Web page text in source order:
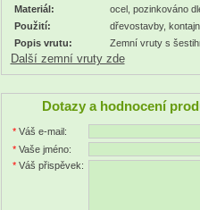
Materiál:
ocel, pozinkováno
Použití:
dřevostavby,
Popis vrutu:
Zemní vruty s
Další zemní vruty zde
Dotazy a hodnocení
*Váš e-mail:
*Vaše jméno:
*Váš přispěvek: